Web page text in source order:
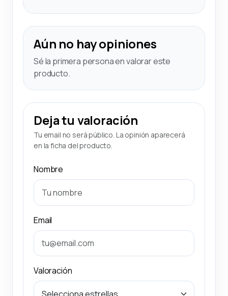
Aún no hay opiniones
Sé la primera persona en valorar este
producto.
Deja tu valoración
Tu email no será público. La opinión aparecerá
en la ficha del producto.
Nombre
Email
Valoración